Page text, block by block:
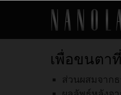
เพื่อขนตา
ส่วนผสมจาก